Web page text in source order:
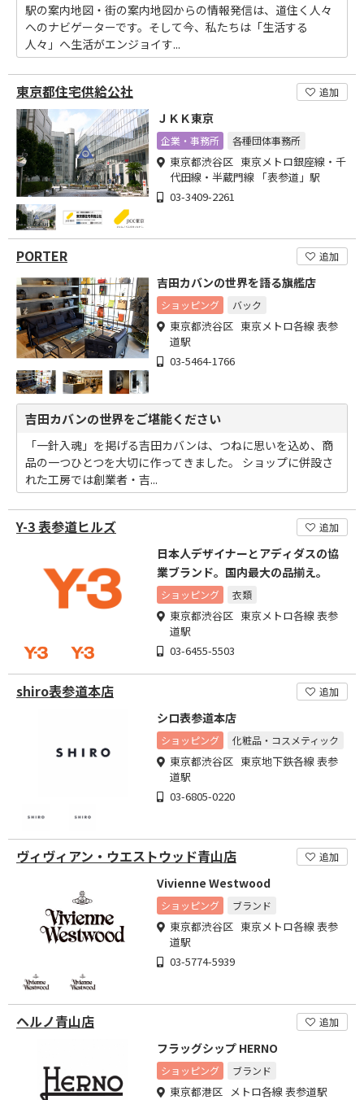
駅の案内地図・街の案内地図からの情報発信は、道住く人々
へのナビゲーターです。そして今、私たちは「生活する
人々」へ生活がエンジョイす...
東京都住宅供給公社 追加
ＪＫＫ東京
企業・事務所 各種団体事務所
東京都渋谷区 東京メトロ銀座線・千
代田線・半蔵門線 「表参道」駅
03-3409-2261
PORTER 追加
吉田カバンの世界を語る旗艦店
ショッピング バック
東京都渋谷区 東京メトロ各線 表参
道駅
03-5464-1766
吉田カバンの世界をご堪能ください
「一針入魂」を掲げる吉田カバンは、つねに思いを込め、商
品の一つひとつを大切に作ってきました。 ショップに併設さ
れた工房では創業者・吉...
Y-3 表参道ヒルズ 追加
日本人デザイナーとアディダスの協
業ブランド。国内最大の品揃え。
ショッピング 衣類
東京都渋谷区 東京メトロ各線 表参
道駅
03-6455-5503
shiro表参道本店 追加
シロ表参道本店
ショッピング 化粧品・コスメティック
東京都渋谷区 東京地下鉄各線 表参
道駅
03-6805-0220
ヴィヴィアン・ウエストウッド青山店 追加
Vivienne Westwood
ショッピング ブランド
東京都渋谷区 東京メトロ各線 表参
道駅
03-5774-5939
ヘルノ青山店 追加
フラッグシップ HERNO
ショッピング ブランド
東京都港区 メトロ各線 表参道駅